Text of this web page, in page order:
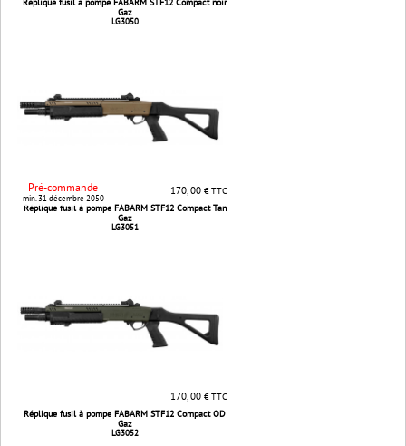
Réplique fusil à pompe FABARM STF12 Compact noir
Gaz
LG3050
Pré-commande
min. 31 décembre 2050
170, 00 € TTC
Réplique fusil à pompe FABARM STF12 Compact Tan
Gaz
LG3051
170, 00 € TTC
Réplique fusil à pompe FABARM STF12 Compact OD
Gaz
LG3052